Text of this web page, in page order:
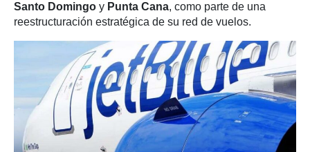
Santo Domingo y Punta Cana, como parte de una
reestructuración estratégica de su red de vuelos.